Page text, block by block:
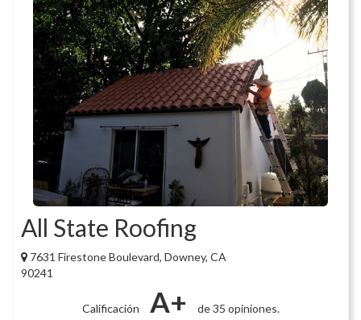
All State Roofing
7631 Firestone Boulevard, Downey, CA
90241
Calificación A+
de 35 opiniones.